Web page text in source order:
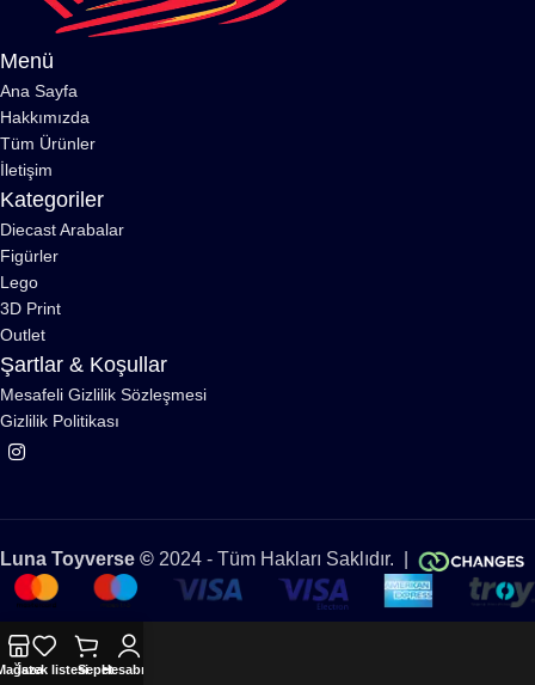
Menü
Ana Sayfa
Hakkımızda
Tüm Ürünler
İletişim
Kategoriler
Diecast Arabalar
Figürler
Lego
3D Print
Outlet
Şartlar & Koşullar
Mesafeli Gizlilik Sözleşmesi
Gizlilik Politikası
Luna Toyverse © 2024 - Tüm Hakları Saklıdır. |
İstek listesiSepetHesabım